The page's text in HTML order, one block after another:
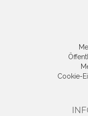
Cookie-